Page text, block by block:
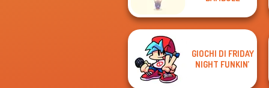
GIOCHI DI FRIDAY
NIGHT FUNKIN’